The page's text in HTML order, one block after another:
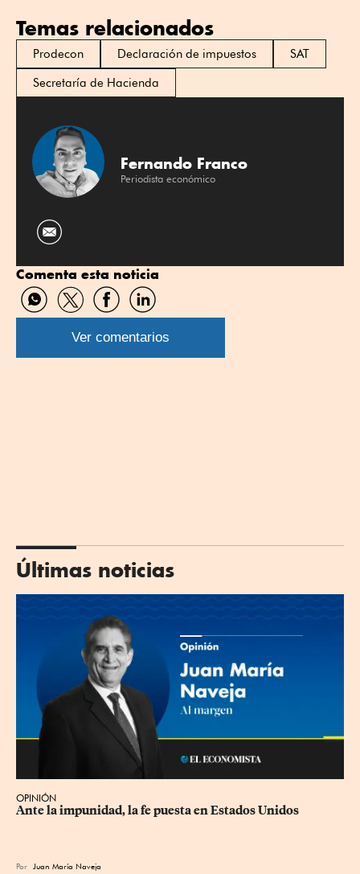
Temas relacionados
Prodecon Declaración de impuestos
SAT
Secretaría de Hacienda
Fernando Franco
Periodista económico
Comenta esta noticia
Compartir
por
WhatsApp
Compartir
por
Twitter
Compartir
por
Facebook
Compartir
por
Linkedin
Ver comentarios
Últimas noticias
OPINIÓN
Ante la impunidad, la fe puesta en Estados Unidos
Por Juan María Naveja